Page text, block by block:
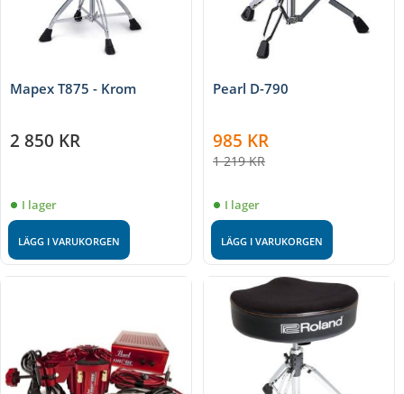
Mapex T875 - Krom
2 850 KR
I lager
LÄGG I VARUKORGEN
Pearl D-790
985 KR
1 219KR
I lager
LÄGG I VARUKORGEN